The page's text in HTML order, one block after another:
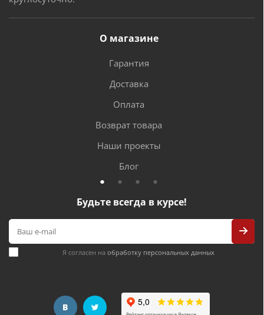
О магазине
Гарантия
Доставка
Оплата
Возврат товара
Наши проекты
Блог
Будьте всегда в курсе!
Я согласен на обработку персональных данных